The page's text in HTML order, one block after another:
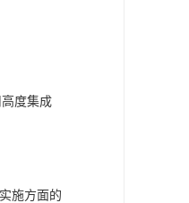
度集成
施方面的